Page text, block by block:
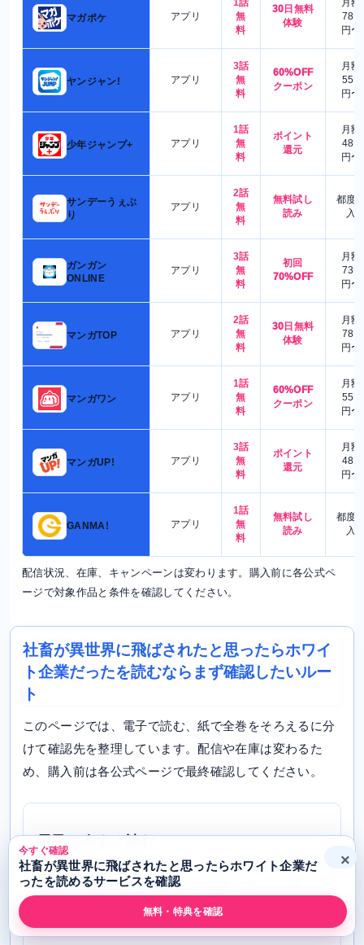
マガポケ アプリ
無
料
30日無料
体験
780
円〜
ヤンジャン! アプリ
3話
無
料
60%OFF
クーポン
月額
550
円〜
少年ジャンプ+ アプリ
1話
無
料
ポイント
還元
月額
480
円〜
サンデーうぇぶ
り
アプリ
2話
無
料
無料試し
読み
都度
入
ガンガン
ONLINE
アプリ
3話
無
料
初回
70%OFF
月額
730
円〜
マンガTOP アプリ
2話
無
料
30日無料
体験
月額
780
円〜
マンガワン アプリ
1話
無
料
60%OFF
クーポン
月額
550
円〜
マンガUP! アプリ
3話
無
料
ポイント
還元
月額
480
円〜
GANMA! アプリ
1話
無
料
無料試し
読み
都度
入
配信状況、在庫、キャンペーンは変わります。購入前に各公式ペ
ージで対象作品と条件を確認してください。
社畜が異世界に飛ばされたと思ったらホワイ
ト企業だったを読むならまず確認したいルー
ト
このページでは、電子で読む、紙で全巻をそろえるに分
けて確認先を整理しています。配信や在庫は変わるた
め、購入前は各公式ページで最終確認してください。
電子で今すぐ読む
ebookjapanを確認します。無料試し読み、巻数、
今すぐ確認
社畜が異世界に飛ばされたと思ったらホワイト企業だ
ったを読めるサービスを確認
無料・特典を確認
×